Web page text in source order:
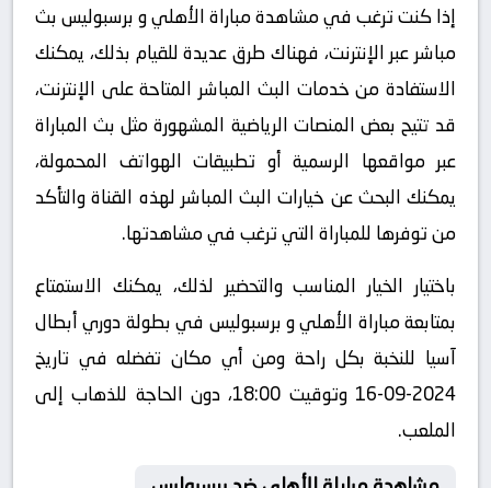
إذا كنت ترغب في مشاهدة مباراة الأهلي و برسبوليس بث
مباشر عبر الإنترنت، فهناك طرق عديدة للقيام بذلك، يمكنك
الاستفادة من خدمات البث المباشر المتاحة على الإنترنت،
قد تتيح بعض المنصات الرياضية المشهورة مثل بث المباراة
عبر مواقعها الرسمية أو تطبيقات الهواتف المحمولة،
يمكنك البحث عن خيارات البث المباشر لهذه القناة والتأكد
من توفرها للمباراة التي ترغب في مشاهدتها.
باختيار الخيار المناسب والتحضير لذلك، يمكنك الاستمتاع
بمتابعة مباراة الأهلي و برسبوليس في بطولة دوري أبطال
آسيا للنخبة بكل راحة ومن أي مكان تفضله في تاريخ
2024-09-16 وتوقيت 18:00، دون الحاجة للذهاب إلى
الملعب.